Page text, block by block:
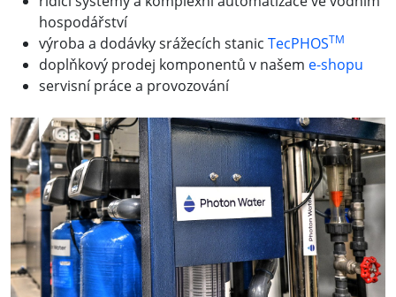
hospodářství
výroba a dodávky srážecích stanic TecPHOSTM
doplňkový prodej komponentů v našem e-shopu
servisní práce a provozování